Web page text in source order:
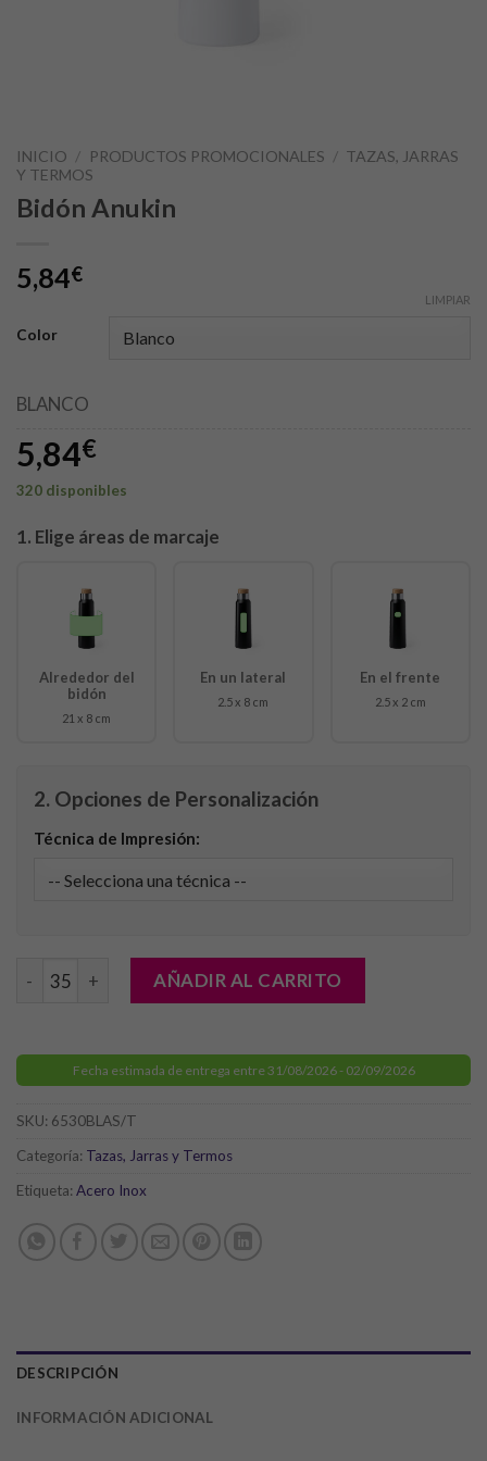
INICIO / PRODUCTOS PROMOCIONALES / TAZAS, JARRAS
Y TERMOS
Bidón Anukin
5,84€
Color
LIMPIAR
BLANCO
5,84€
320 disponibles
1. Elige áreas de marcaje
Alrededor del
bidón
21 x 8 cm
En un lateral
2.5 x 8 cm
En el frente
2.5 x 2 cm
2. Opciones de Personalización
Técnica de Impresión:
Bidón Anukin cantidadAÑADIR AL CARRITO
Fecha estimada de entrega entre 31/08/2026 - 02/09/2026
SKU: 6530BLAS/T
Categoría: Tazas, Jarras y Termos
Etiqueta: Acero Inox
DESCRIPCIÓN
INFORMACIÓN ADICIONAL